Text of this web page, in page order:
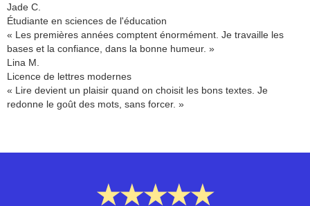
Jade C.
Étudiante en sciences de l'éducation
« Les premières années comptent énormément. Je travaille les
bases et la confiance, dans la bonne humeur. »
Lina M.
Licence de lettres modernes
« Lire devient un plaisir quand on choisit les bons textes. Je
redonne le goût des mots, sans forcer. »
★★★★★